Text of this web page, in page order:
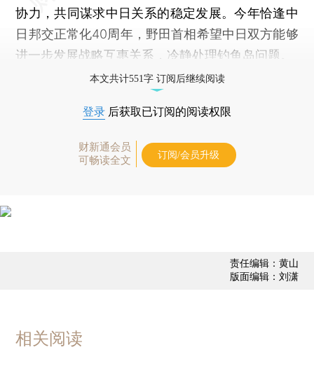
协力，共同谋求中日关系的稳定发展。今年恰逢中
日邦交正常化40周年，野田首相希望中日双方能够
进一步发展战略互惠关系，冷静处理钓鱼岛问题。
本文共计551字 订阅后继续阅读
登录 后获取已订阅的阅读权限
财新通会员
可畅读全文
订阅/会员升级
责任编辑：黄山
版面编辑：刘潇
相关阅读